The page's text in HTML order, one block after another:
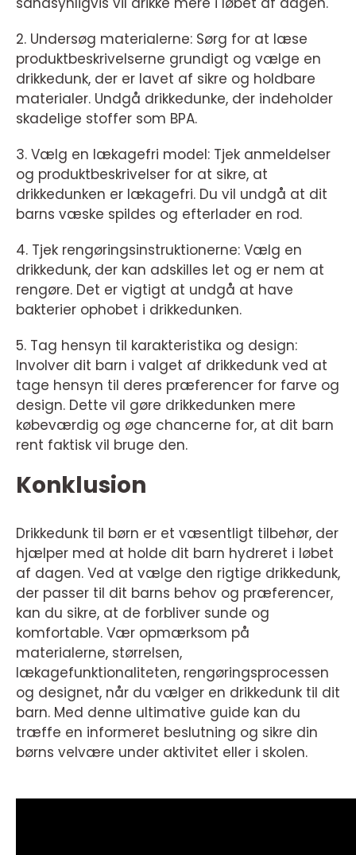
2. Undersøg materialerne: Sørg for at læse
produktbeskrivelserne grundigt og vælge en
drikkedunk, der er lavet af sikre og holdbare
materialer. Undgå drikkedunke, der indeholder
skadelige stoffer som BPA.
3. Vælg en lækagefri model: Tjek anmeldelser
og produktbeskrivelser for at sikre, at
drikkedunken er lækagefri. Du vil undgå at dit
barns væske spildes og efterlader en rod.
4. Tjek rengøringsinstruktionerne: Vælg en
drikkedunk, der kan adskilles let og er nem at
rengøre. Det er vigtigt at undgå at have
bakterier ophobet i drikkedunken.
5. Tag hensyn til karakteristika og design:
Involver dit barn i valget af drikkedunk ved at
tage hensyn til deres præferencer for farve og
design. Dette vil gøre drikkedunken mere
købeværdig og øge chancerne for, at dit barn
rent faktisk vil bruge den.
Konklusion
Drikkedunk til børn er et væsentligt tilbehør, der
hjælper med at holde dit barn hydreret i løbet
af dagen. Ved at vælge den rigtige drikkedunk,
der passer til dit barns behov og præferencer,
kan du sikre, at de forbliver sunde og
komfortable. Vær opmærksom på
materialerne, størrelsen,
lækagefunktionaliteten, rengøringsprocessen
og designet, når du vælger en drikkedunk til dit
barn. Med denne ultimative guide kan du
træffe en informeret beslutning og sikre din
børns velvære under aktivitet eller i skolen.